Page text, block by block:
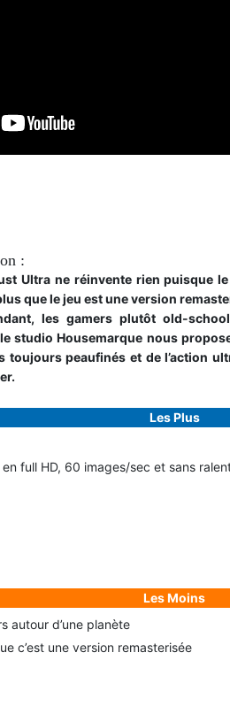
:
Ultra ne réinvente rien puisque
que le jeu est une version
les gamers plutôt old-
studio Housemarque nous
toujours peaufinés et de l’action
Les Plus
full HD, 60 images/sec et sans
Les Moins
autour d’une planète
c’est une version remasterisée